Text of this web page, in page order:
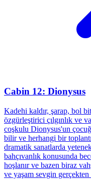
Cabin 12: Dionysus
Kadehi kaldır, şarap, bol
özgürleştirici çılgınlık ve
coşkulu Dionysus'un
bilir ve herhangi bir
dramatik sanatlarda
bahçıvanlık konusunda
hoşlanır ve bazen biraz
ve yaşam sevgin gerçekten